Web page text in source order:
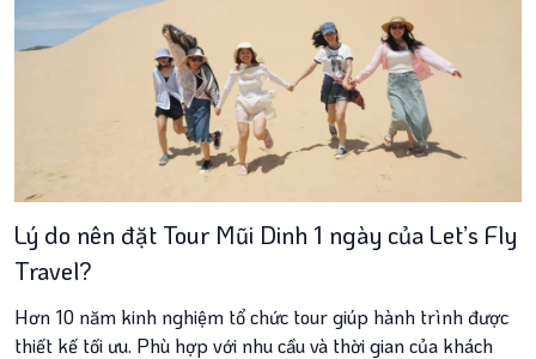
Lý do nên đặt Tour Mũi Dinh 1 ngày của Let’s Fly
Travel?
Hơn 10 năm kinh nghiệm tổ chức tour giúp hành trình được
thiết kế tối ưu. Phù hợp với nhu cầu và thời gian của khách